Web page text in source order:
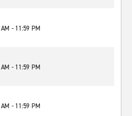
- 11:59 PM
- 11:59 PM
- 11:59 PM